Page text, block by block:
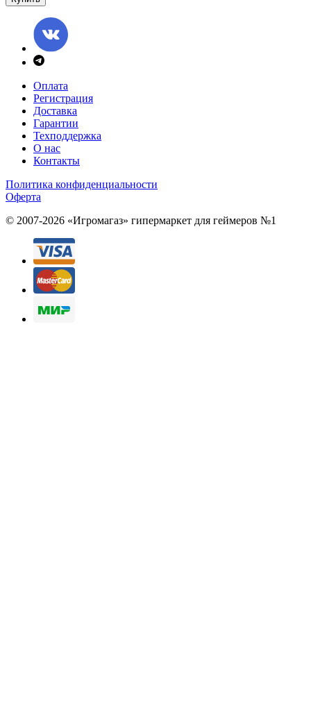
Оплата
Регистрация
Доставка
Гарантии
Техподдержка
О нас
Контакты
Политика конфиденциальности
Оферта
© 2007-2026 «Игромагаз» гипермаркет для геймеров №1